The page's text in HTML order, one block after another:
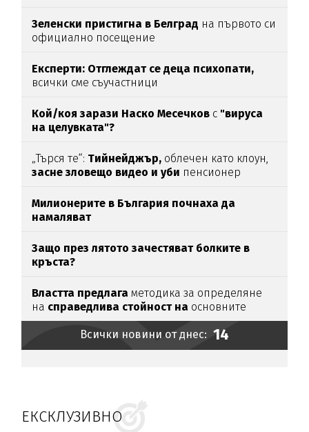
Зеленски пристигна в Белград на първото си
официално посещение
Експерти: Отглеждат се деца психопати,
всички сме съучастници
Кой/коя зарази Наско Месечков с "вируса
на целувката"?
„Търся те“: Тийнейджър, облечен като клоун,
засне зловещо видео и уби пенсионер
Милионерите в България почнаха да
намаляват
Защо през лятото зачестяват болките в
кръста?
Властта предлага методика за определяне
на справедлива стойност на основните
храни
Всички новини от днес: 14
ЕКСКЛУЗИВНО